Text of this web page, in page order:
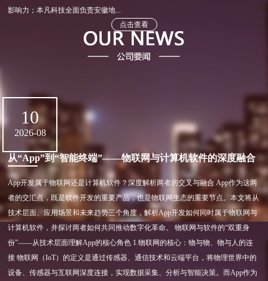
影响力；本凡科技全面负责安徽地...
点击查看
10
2026-08
从“App”到“智能终端”——物联网与计算机软件的深度融合
App开发属于物联网还是计算机软件？深度解析两者的交叉与融合 App作为这两
者的交汇点，既是软件开发的重要产品，也是物联网生态的重要节点。本文将从
技术层面、应用场景和未来趋势三个角度，解析App开发如何同时属于物联网与
计算机软件，并探讨两者如何共同推动数字化革命。 物联网与软件的“双重身
份”——从技术层面理解App的核心角色 1.物联网的核心：物与物、物与人的连
接 物联网（IoT）的定义是通过传感器、通信技术和云端平台，将物理世界中的
设备、传感器与互联网深度连接，实现数据采集、分析与智能决策。而App作为